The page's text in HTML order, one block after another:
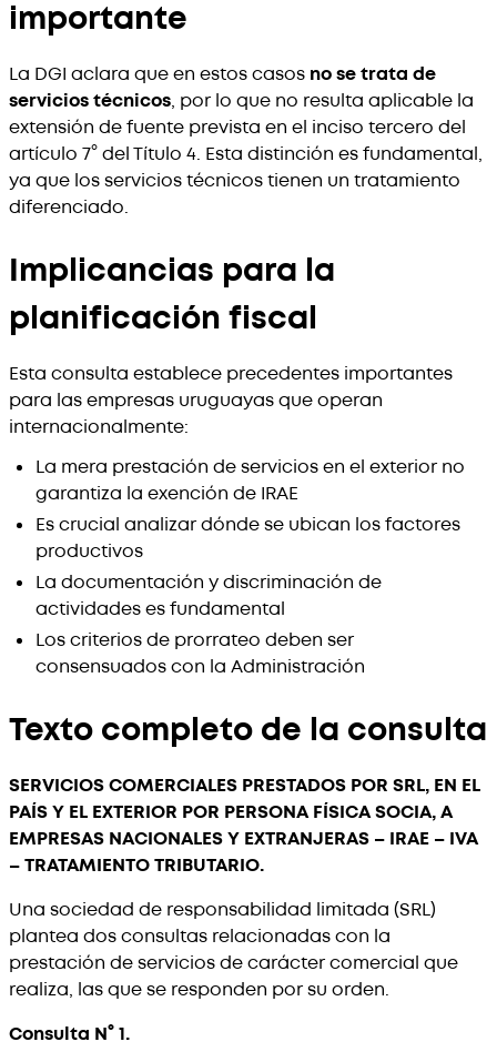
importante
La DGI aclara que en estos casos no se trata de
servicios técnicos, por lo que no resulta aplicable la
extensión de fuente prevista en el inciso tercero del
artículo 7° del Título 4. Esta distinción es fundamental,
ya que los servicios técnicos tienen un tratamiento
diferenciado.
Implicancias para la
planificación fiscal
Esta consulta establece precedentes importantes
para las empresas uruguayas que operan
internacionalmente:
La mera prestación de servicios en el exterior no
garantiza la exención de IRAE
Es crucial analizar dónde se ubican los factores
productivos
La documentación y discriminación de
actividades es fundamental
Los criterios de prorrateo deben ser
consensuados con la Administración
Texto completo de la consulta
SERVICIOS COMERCIALES PRESTADOS POR SRL, EN EL
PAÍS Y EL EXTERIOR POR PERSONA FÍSICA SOCIA, A
EMPRESAS NACIONALES Y EXTRANJERAS – IRAE – IVA
– TRATAMIENTO TRIBUTARIO.
Una sociedad de responsabilidad limitada (SRL)
plantea dos consultas relacionadas con la
prestación de servicios de carácter comercial que
realiza, las que se responden por su orden.
Consulta N° 1.